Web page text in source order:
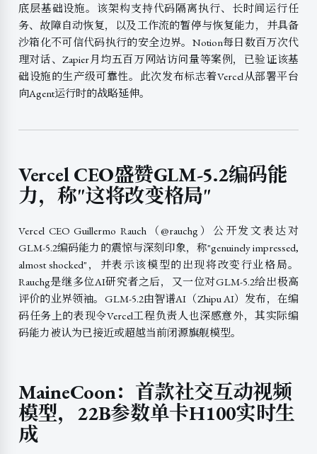
底层基础设施。该架构支持代码隔离执行、长时间运行任
务、故障自动恢复，以及工作流的暂停与恢复能力，并具备
沙箱化不可信代码执行的安全边界。Notion每日数百万次代
理对话、Zapier月均五百万网站访问量等案例，已验证该基
础设施的生产级可靠性。此次发布标志着Vercel从部署平台
向Agent运行时的战略延伸。
Vercel CEO盛赞GLM-5.2编码能
力，称"这将改变格局"
Vercel CEO Guillermo Rauch（@rauchg）公开发文表达对
GLM-5.2编码能力的震惊与深刻印象，称"genuinely impressed,
almost shocked"，并表示该模型的出现将改变行业格局。
Rauchg是继多位AI研究者之后，又一位对GLM-5.2给出极高
评价的业界领袖。GLM-5.2由智谱AI（Zhipu AI）发布，在编
码任务上的表现令Vercel工程负责人也深感意外，其实际编
码能力被认为已接近或超越当前闭源旗舰模型。
MaineCoon：首款社交互动视频
模型，22B参数单卡H100实时生
成